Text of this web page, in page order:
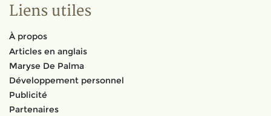
Liens utiles
À propos
Articles en anglais
Maryse De Palma
Développement personnel
Publicité
Partenaires